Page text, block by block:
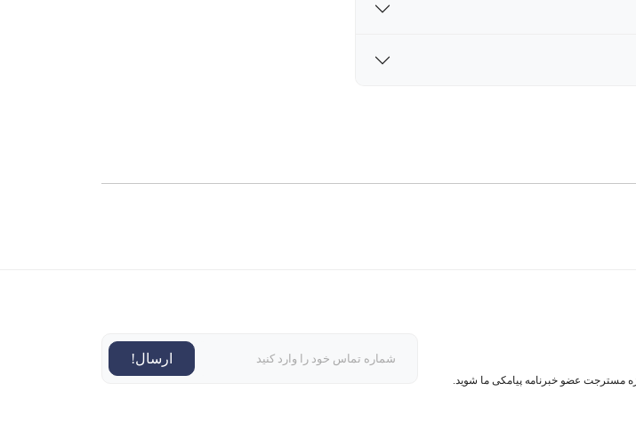
مسترجت عضو خبرنامه پیامکی ما شوید.
ارسال!